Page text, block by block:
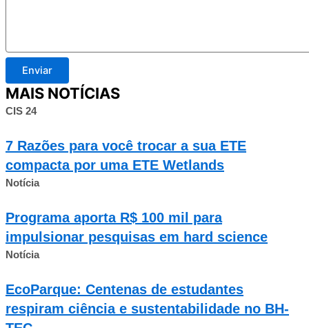
Enviar
MAIS NOTÍCIAS
CIS 24
7 Razões para você trocar a sua ETE
compacta por uma ETE Wetlands
Notícia
Programa aporta R$ 100 mil para
impulsionar pesquisas em hard science
Notícia
EcoParque: Centenas de estudantes
respiram ciência e sustentabilidade no BH-